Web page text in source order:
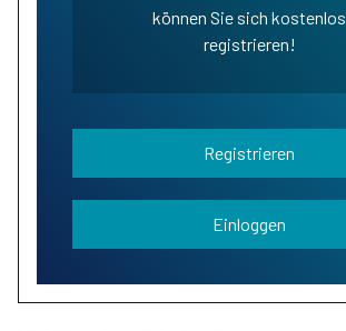
können Sie sich kostenlos
registrieren!
Registrieren
Einloggen